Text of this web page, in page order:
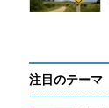
注目のテーマ